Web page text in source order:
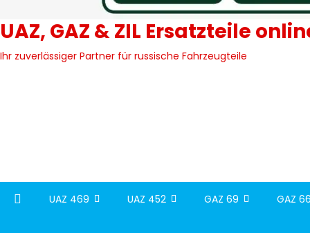
UAZ, GAZ & ZIL Ersatzteile
Ihr zuverlässiger Partner für russische Fahrzeugteile
UAZ 469 UAZ 452 GAZ 69 GAZ